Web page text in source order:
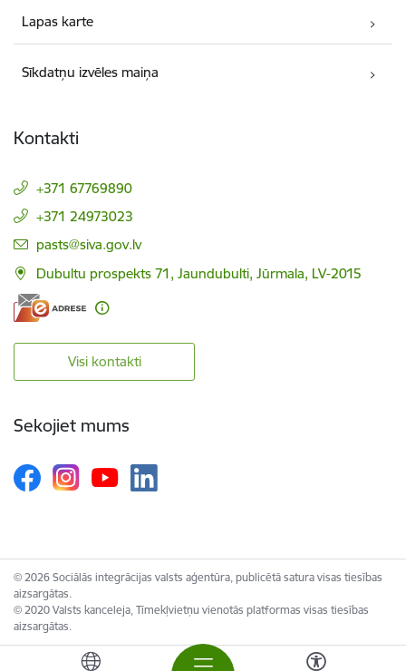
Lapas karte
Sīkdatņu izvēles maiņa
Kontakti
+371 67769890
+371 24973023
E-pasts:
pasts@siva.gov.lv
Dubultu prospekts 71, Jaundubulti, Jūrmala, LV-2015
Visi kontakti
Sekojiet mums
© 2026 Sociālās integrācijas valsts aģentūra, publicētā satura visas tiesības
aizsargātas.
© 2020 Valsts kanceleja, Tīmekļvietņu vienotās platformas visas tiesības
aizsargātas.